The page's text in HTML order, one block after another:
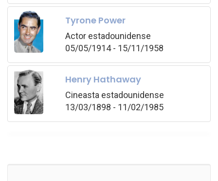
Tyrone Power
Actor estadounidense
05/05/1914 - 15/11/1958
Henry Hathaway
Cineasta estadounidense
13/03/1898 - 11/02/1985